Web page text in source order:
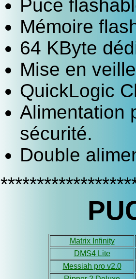
Puce
Mémoire
64 KByte
Mise en
QuickLogic
Alimentation
sécurité.
Double
Matrix Infinity
DMS4 Lite
Messiah pro v2.0